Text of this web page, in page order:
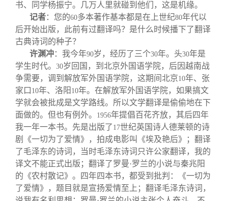
书、同学杨振宁。几万人里就碰到他们，这是机缘。
记者：您的60多本著作基本都是在上世纪80年代以
后开始出版，此前有过翻译吗？是什么时候播下了翻译
古典诗词的种子？
许渊冲：我今年90岁，经历了三个30年。头30年是
学生时代。 30岁回国，到北京外国语学院，后因越南战
争需要，调到解放军外国语学院，这期间北京10年、张
家口 10年、洛阳 10年。在解放军外国语学院，如果搞文
学就会被批成是文学路线。所以文学翻译是偷偷地在下
面做的。但也有例外。
1956年提倡百花齐放，其后四年
我一年一本书。先是出版了 17世纪英国诗人德莱顿的诗
剧《一切为了爱情》，拍成电影叫《埃及艳后》；翻译
了毛泽东的诗词，当时毛泽东诗词只许公家翻译，我的
译文不能正式出版；翻译了罗曼·罗兰的小说与秦兆阳
的《农村散记》。四年四本书，都受到批判：《一切为
了爱情》，题目就是宣扬爱情至上；翻译毛泽东诗词，